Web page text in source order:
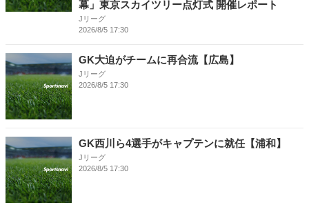
幕」東京スカイツリー点灯式 開催レポート
Jリーグ
2026/8/5 17:30
GK大迫がチームに再合流【広島】
Jリーグ
2026/8/5 17:30
GK西川ら4選手がキャプテンに就任【浦和】
Jリーグ
2026/8/5 17:30